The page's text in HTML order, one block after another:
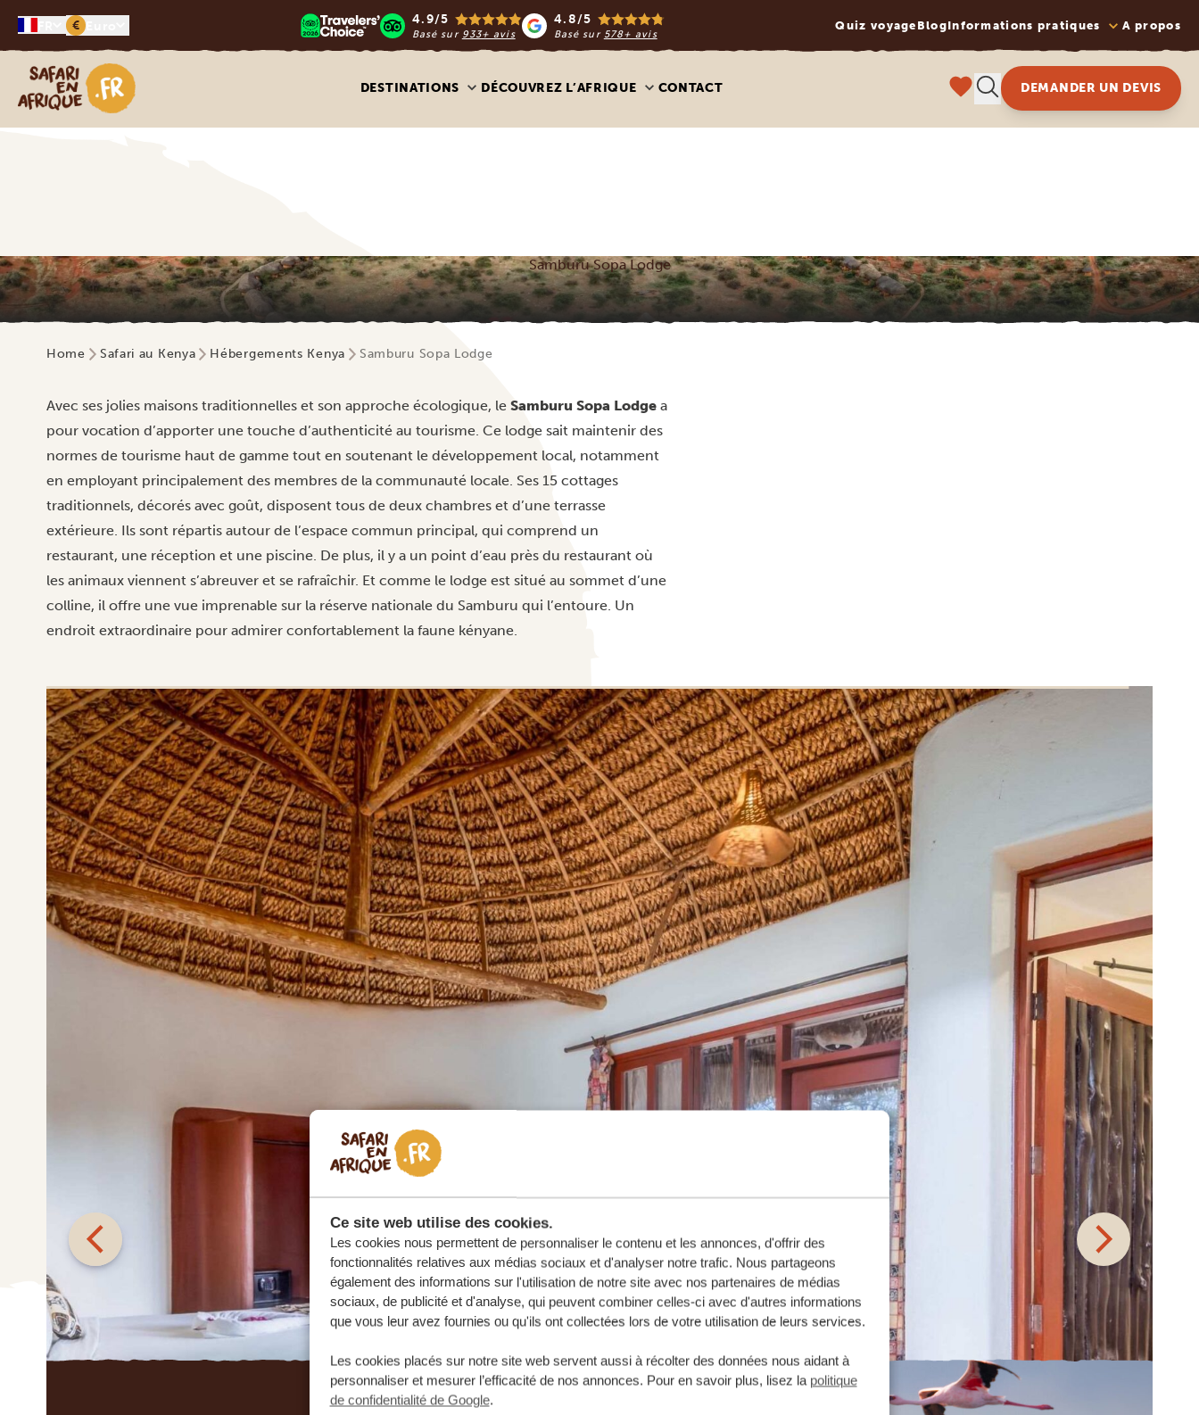
Ce site web utilise des cookies.
Les cookies nous permettent de personnaliser le contenu et les annonces, d'offrir des
fonctionnalités relatives aux médias sociaux et d'analyser notre trafic. Nous partageons
également des informations sur l'utilisation de notre site avec nos partenaires de médias
sociaux, de publicité et d'analyse, qui peuvent combiner celles-ci avec d'autres informations
que vous leur avez fournies ou qu'ils ont collectées lors de votre utilisation de leurs services.
Les cookies placés sur notre site web servent aussi à récolter des données nous aidant à
personnaliser et mesurer l’efficacité de nos annonces. Pour en savoir plus, lisez la politique
de confidentialité de Google.
€ 4.9/5
Basé sur 933+ avis
4.8/5
Basé sur 578+ avis
Quiz voyage BlogInformations pratiques A propos
Safari en Afrique
DESTINATIONS DÉCOUVREZ L’AFRIQUE CONTACT DEMANDER UN DEVIS
Samburu Sopa Lodge
Home Safari au Kenya Hébergements Kenya Samburu Sopa Lodge
Avec ses jolies maisons traditionnelles et son approche écologique, le Samburu Sopa Lodge a
pour vocation d’apporter une touche d’authenticité au tourisme. Ce lodge sait maintenir des
normes de tourisme haut de gamme tout en soutenant le développement local, notamment
en employant principalement des membres de la communauté locale. Ses 15 cottages
traditionnels, décorés avec goût, disposent tous de deux chambres et d’une terrasse
extérieure. Ils sont répartis autour de l’espace commun principal, qui comprend un
restaurant, une réception et une piscine. De plus, il y a un point d’eau près du restaurant où
les animaux viennent s’abreuver et se rafraîchir. Et comme le lodge est situé au sommet d’une
colline, il offre une vue imprenable sur la réserve nationale du Samburu qui l’entoure. Un
endroit extraordinaire pour admirer confortablement la faune kényane.